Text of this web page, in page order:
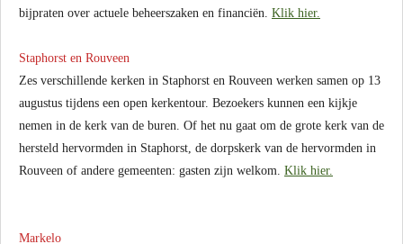
bijpraten over actuele beheerszaken en financiën. Klik hier.
Staphorst en Rouveen
Zes verschillende kerken in Staphorst en Rouveen werken samen op 13
augustus tijdens een open kerkentour. Bezoekers kunnen een kijkje
nemen in de kerk van de buren. Of het nu gaat om de grote kerk van de
hersteld hervormden in Staphorst, de dorpskerk van de hervormden in
Rouveen of andere gemeenten: gasten zijn welkom. Klik hier.
Markelo